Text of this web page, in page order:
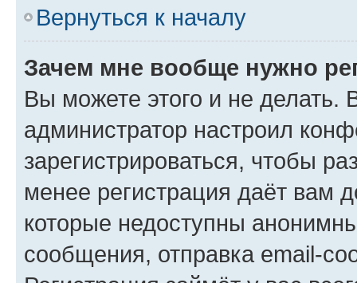
Вернуться к началу
Зачем мне вообще нужно
Вы можете этого и не делать.
администратор настроил
зарегистрироваться, чтобы
менее регистрация даёт вам
которые недоступны
сообщения, отправка email-